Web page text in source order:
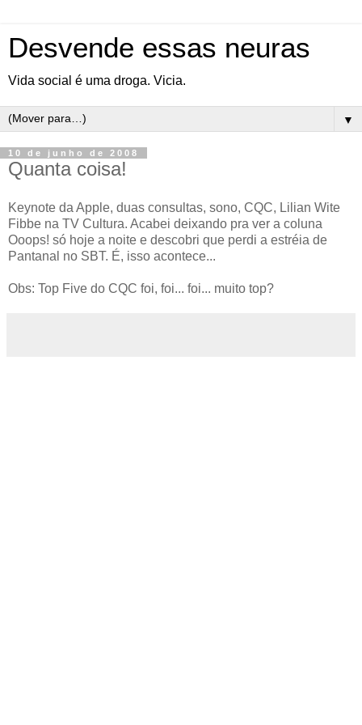
Desvende essas neuras
Vida social é uma droga. Vicia.
▼
10 de junho de 2008
Quanta coisa!
Keynote da Apple, duas consultas, sono, CQC, Lilian Wite
Fibbe na TV Cultura. Acabei deixando pra ver a coluna
Ooops! só hoje a noite e descobri que perdi a estréia de
Pantanal no SBT. É, isso acontece...
Obs: Top Five do CQC foi, foi... foi... muito top?